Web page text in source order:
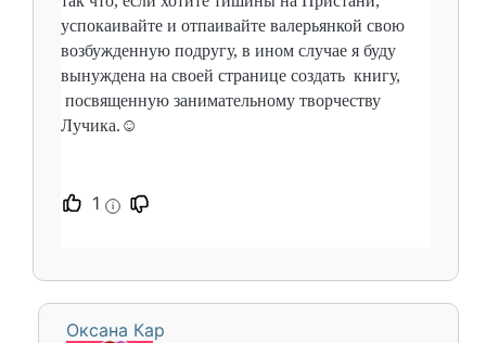
успокаивайте и отпаивайте валерьянкой свою
возбужденную подругу, в ином случае я буду
вынуждена на своей странице создать книгу,
посвященную занимательному творчеству
Лучика.☺️
1 i
Оксана Кар